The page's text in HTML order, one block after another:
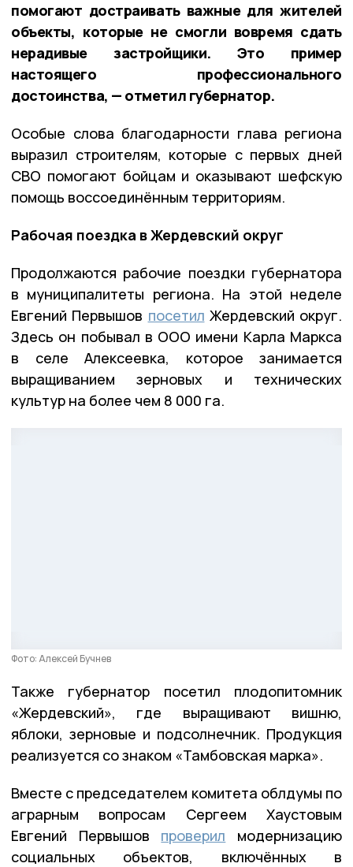
помогают достраивать важные для жителей
объекты, которые не смогли вовремя сдать
нерадивые застройщики. Это пример
настоящего профессионального
достоинства, — отметил губернатор.
Особые слова благодарности глава региона
выразил строителям, которые с первых дней
СВО помогают бойцам и оказывают шефскую
помощь воссоединённым территориям.
Рабочая поездка в Жердевский округ
Продолжаются рабочие поездки губернатора
в муниципалитеты региона. На этой неделе
Евгений Первышов посетил Жердевский округ.
Здесь он побывал в ООО имени Карла Маркса
в селе Алексеевка, которое занимается
выращиванием зерновых и технических
культур на более чем 8 000 га.
Фото: Алексей Бучнев
Также губернатор посетил плодопитомник
«Жердевский», где выращивают вишню,
яблоки, зерновые и подсолнечник. Продукция
реализуется со знаком «Тамбовская марка».
Вместе с председателем комитета облдумы по
аграрным вопросам Сергеем Хаустовым
Евгений Первышов проверил модернизацию
социальных объектов, включённых в